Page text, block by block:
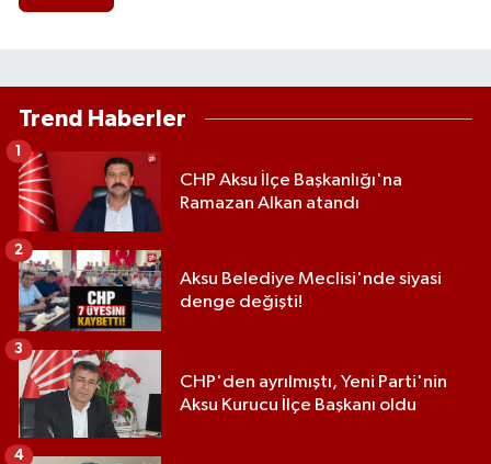
Trend Haberler
CHP Aksu İlçe Başkanlığı'na
Ramazan Alkan atandı
1
Aksu Belediye Meclisi'nde siyasi
denge değişti!
2
CHP'den ayrılmıştı, Yeni Parti'nin
Aksu Kurucu İlçe Başkanı oldu
3
4